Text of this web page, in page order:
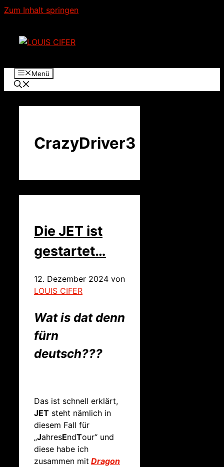
Zum Inhalt springen
Menü
CrazyDriver3
Die JET ist
gestartet…
12. Dezember 2024 von
LOUIS CIFER
Wat is dat denn
fürn
deutsch???
Das ist schnell erklärt,
JET steht nämlich in
diesem Fall für
„JahresEndTour“ und
diese habe ich
zusammen mit Dragon